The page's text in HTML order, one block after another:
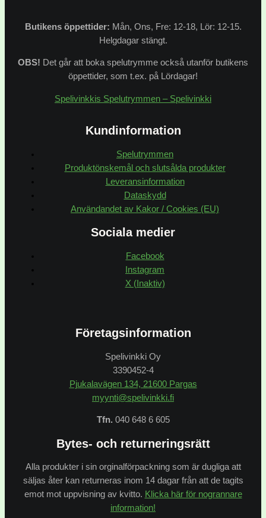
Butikens öppettider: Mån, Ons, Fre: 12-18, Lör: 12-15.
Helgdagar stängt.
OBS! Det går att boka spelutrymme också utanför butikens
öppettider, som t.ex. på Lördagar!
Spelivinkkis Spelutrymmen – Spelivinkki
Kundinformation
Spelutrymmen
Produktönskemål och slutsålda produkter
Leveransinformation
Dataskydd
Användandet av Kakor / Cookies (EU)
Sociala medier
Facebook
Instagram
X (Inaktiv)
Företagsinformation
Spelivinkki Oy
3390452-4
Pjukalavägen 134, 21600 Pargas
myynti@spelivinkki.fi
Tfn. 040 648 6 605
Bytes- och returneringsrätt
Alla produkter i sin orginalförpackning som är dugliga att
säljas åter kan returneras inom 14 dagar från att de tagits
emot mot uppvisning av kvitto. Klicka här för nogrannare
information!